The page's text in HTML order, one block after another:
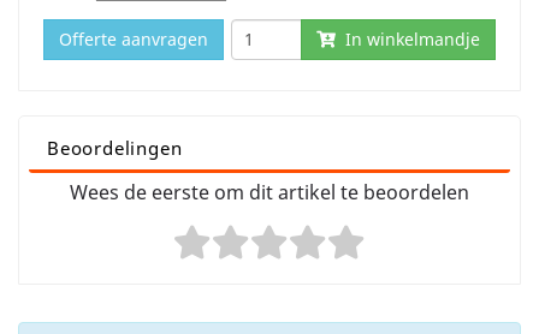
In winkelmandje
Offerte aanvragen
Beoordelingen
Wees de eerste om dit artikel te beoordelen